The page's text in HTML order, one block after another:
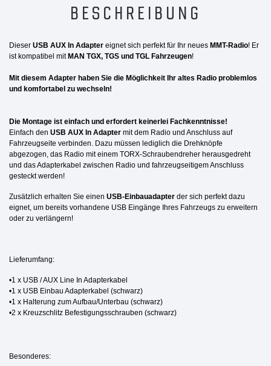
BESCHREIBUNG
Dieser USB AUX In Adapter eignet sich perfekt für Ihr neues MMT-Radio! Er
ist kompatibel mit MAN TGX, TGS und TGL Fahrzeugen!
Mit diesem Adapter haben Sie die Möglichkeit Ihr altes Radio problemlos
und komfortabel zu wechseln!
Die Montage ist einfach und erfordert keinerlei Fachkenntnisse!
Einfach den USB AUX In Adapter mit dem Radio und Anschluss auf
Fahrzeugseite verbinden. Dazu müssen lediglich die Drehknöpfe
abgezogen, das Radio mit einem TORX-Schraubendreher herausgedreht
und das Adapterkabel zwischen Radio und fahrzeugseitigem Anschluss
gesteckt werden!
Zusätzlich erhalten Sie einen USB-Einbauadapter der sich perfekt dazu
eignet, um bereits vorhandene USB Eingänge Ihres Fahrzeugs zu erweitern
oder zu verlängern!
Lieferumfang:
•1 x USB / AUX Line In Adapterkabel
•1 x USB Einbau Adapterkabel (schwarz)
•1 x Halterung zum Aufbau/Unterbau (schwarz)
•2 x Kreuzschlitz Befestigungsschrauben (schwarz)
Besonderes: